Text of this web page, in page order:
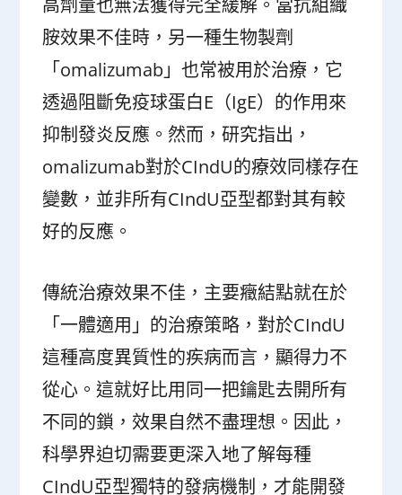
高劑量也無法獲得完全緩解。當抗組織
胺效果不佳時，另一種生物製劑
「omalizumab」也常被用於治療，它
透過阻斷免疫球蛋白E（IgE）的作用來
抑制發炎反應。然而，研究指出，
omalizumab對於CIndU的療效同樣存在
變數，並非所有CIndU亞型都對其有較
好的反應。
傳統治療效果不佳，主要癥結點就在於
「一體適用」的治療策略，對於CIndU
這種高度異質性的疾病而言，顯得力不
從心。這就好比用同一把鑰匙去開所有
不同的鎖，效果自然不盡理想。因此，
科學界迫切需要更深入地了解每種
CIndU亞型獨特的發病機制，才能開發